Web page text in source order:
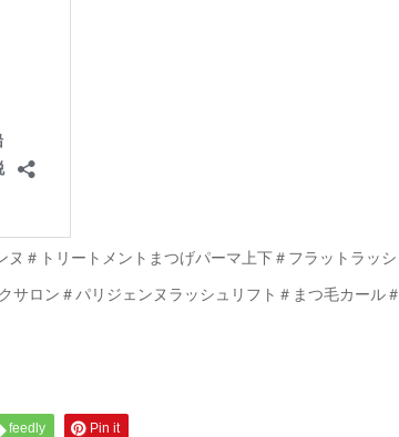
＃トリートメントまつげパーマ上下＃フラットラッシ
サロン＃パリジェンヌラッシュリフト＃まつ毛カール＃
feedly Pin it